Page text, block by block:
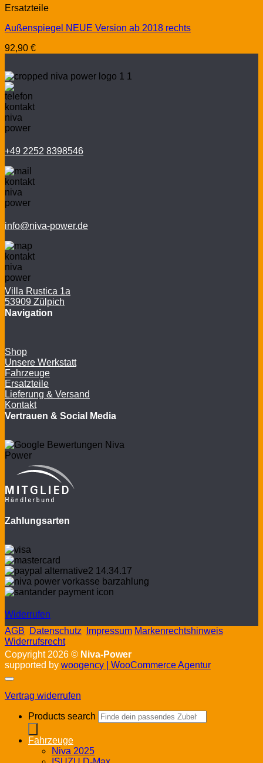
Ersatzteile
Außenspiegel NEUE Version ab 2018 rechts
92,90 €
+49 2252 8398546
info@niva-power.de
Villa Rustica 1a
53909 Zülpich
Navigation
Shop
Unsere Werkstatt
Fahrzeuge
Ersatzteile
Lieferung & Versand
Kontakt
Vertrauen & Social Media
Zahlungsarten
Widerrufen
AGB
Datenschutz Impressum Markenrechtshinweis
Widerrufsrecht
Copyright 2026 © Niva-Power
supported by woogency | WooCommerce Agentur
Vertrag widerrufen
Products search
Fahrzeuge
Niva 2025